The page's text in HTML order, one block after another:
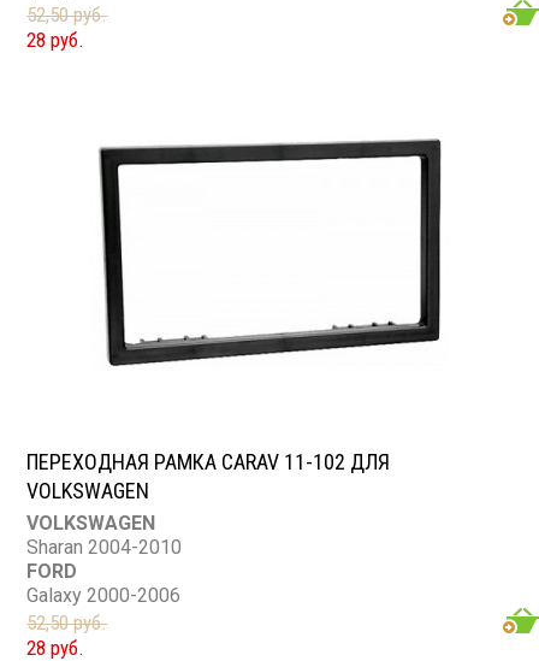
52,50 руб.
28 руб.
ПЕРЕХОДНАЯ РАМКА CARAV 11-102 ДЛЯ
VOLKSWAGEN
VOLKSWAGEN
Sharan 2004-2010
FORD
Galaxy 2000-2006
52,50 руб.
28 руб.